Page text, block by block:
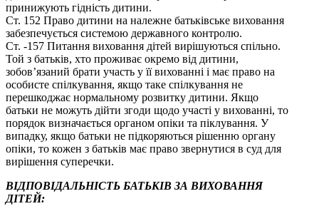
принижують гідність дитини.
Ст. 152 Право дитини на належне батьківське виховання
забезпечується системою державного контролю.
Ст. -157 Питання виховання дітей вирішуються спільно.
Той з батьків, хто проживає окремо від дитини,
зобов’язаний брати участь у її вихованні і має право на
особисте спілкування, якщо таке спілкування не
перешкоджає нормальному розвитку дитини. Якщо
батьки не можуть дійти згоди щодо участі у вихованні, то
порядок визначається органом опіки та піклування. У
випадку, якщо батьки не підкоряються рішенню органу
опіки, то кожен з батьків має право звернутися в суд для
вирішення суперечки.
ВІДПОВІДАЛЬНІСТЬ БАТЬКІВ ЗА ВИХОВАННЯ
ДІТЕЙ: